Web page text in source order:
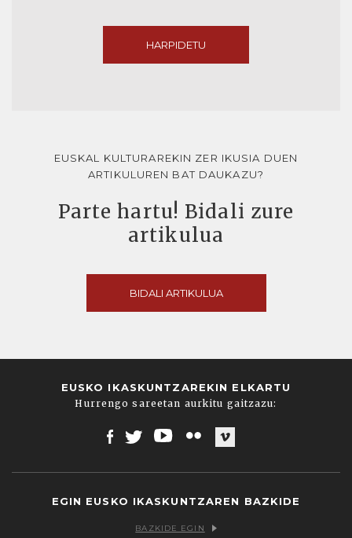
HARPIDETU
EUSKAL KULTURAREKIN ZER IKUSIA DUEN
ARTIKULUREN BAT DAUKAZU?
Parte hartu! Bidali zure
artikulua
BIDALI ARTIKULUA
EUSKO IKASKUNTZAREKIN ELKARTU
Hurrengo sareetan aurkitu gaitzazu:
EGIN EUSKO IKASKUNTZAREN BAZKIDE
BAZKIDE EGIN